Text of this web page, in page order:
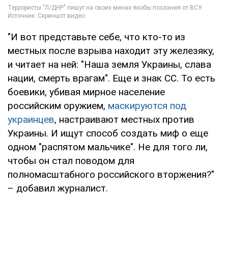
"И вот представьте себе, что кто-то из
местных после взрыва находит эту железяку,
и читает на ней: "Наша земля Украины, слава
нации, смерть врагам". Еще и знак СС. То есть
боевики, убивая мирное население
российским оружием, маскируются под
украинцев, настраивают местных против
Украины. И ищут способ создать миф о еще
одном "распятом мальчике". Не для того ли,
чтобы он стал поводом для
полномасштабного российского вторжения?"
– добавил журналист.